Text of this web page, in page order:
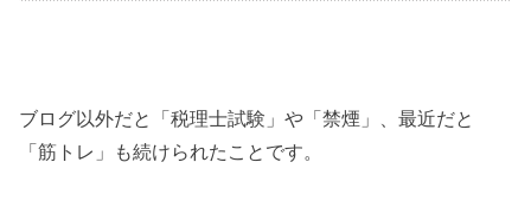
ブログ以外だと「税理士試験」や「禁煙」、最近だと
「筋トレ」も続けられたことです。